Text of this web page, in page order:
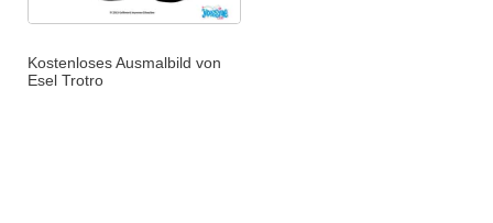
Kostenloses Ausmalbild von
Esel Trotro